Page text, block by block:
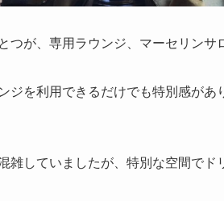
つが、専用ラウンジ、マーセリンサ
ジを利用できるだけでも特別感が
雑していましたが、特別な空間で